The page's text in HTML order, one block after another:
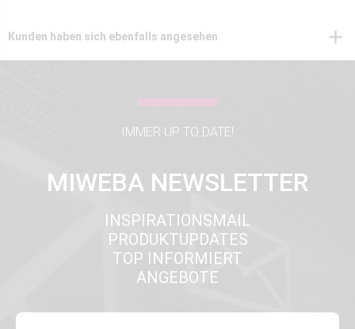
Kunden haben sich ebenfalls angesehen
IMMER UP TO DATE!
MIWEBA NEWSLETTER
INSPIRATIONSMAIL
PRODUKTUPDATES
TOP INFORMIERT
ANGEBOTE